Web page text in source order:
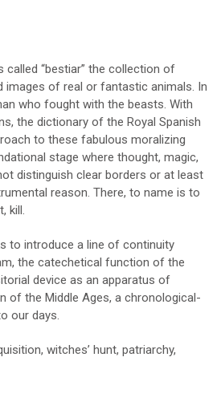
called “bestiar” the collection of
images of real or fantastic animals. In
who fought with the beasts. With
the dictionary of the Royal Spanish
to these fabulous moralizing
stage where thought, magic,
distinguish clear borders or at least
reason. There, to name is to
kill.
to introduce a line of continuity
the catechetical function of the
device as an apparatus of
of the Middle Ages, a chronological-
our days.
witches’ hunt, patriarchy,